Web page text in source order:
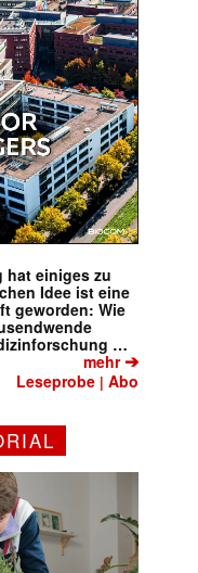
hat einiges zu
Idee ist eine
geworden: Wie
…
mehr➔
Leseprobe |Abo